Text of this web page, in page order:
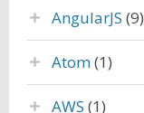
AngularJS (9)
Atom(1)
AWS (1)